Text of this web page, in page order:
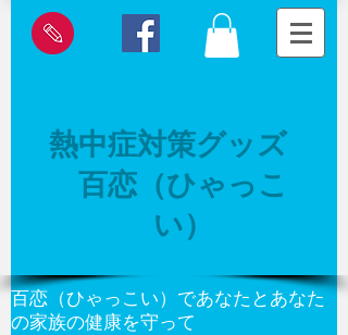
熱中症対策グッズ
百恋（ひゃっこ
い）
百恋（ひゃっこい）であなたとあなた
の家族の健康を守って